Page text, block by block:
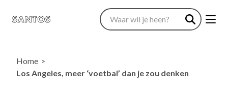
Home
Los Angeles, meer ‘voetbal’ dan je zou denken